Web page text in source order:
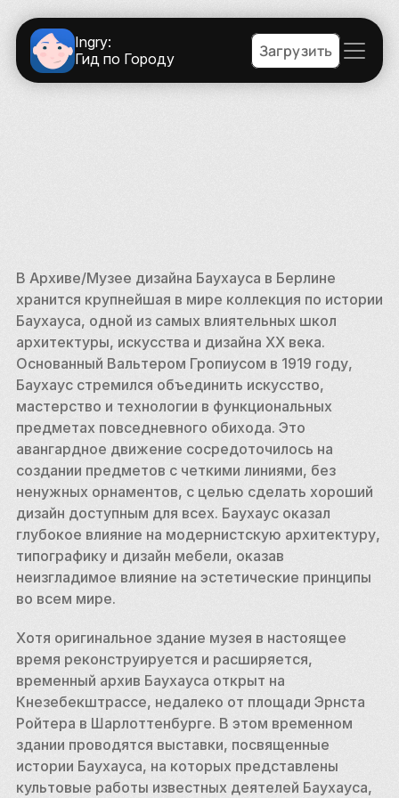
Ingry:
Гид по Городу
Загрузить
В Архиве/Музее дизайна Баухауса в Берлине
хранится крупнейшая в мире коллекция по истории
Баухауса, одной из самых влиятельных школ
архитектуры, искусства и дизайна XX века.
Основанный Вальтером Гропиусом в 1919 году,
Баухаус стремился объединить искусство,
мастерство и технологии в функциональных
предметах повседневного обихода. Это
авангардное движение сосредоточилось на
создании предметов с четкими линиями, без
ненужных орнаментов, с целью сделать хороший
дизайн доступным для всех. Баухаус оказал
глубокое влияние на модернистскую архитектуру,
типографику и дизайн мебели, оказав
неизгладимое влияние на эстетические принципы
во всем мире.
Хотя оригинальное здание музея в настоящее
время реконструируется и расширяется,
временный архив Баухауса открыт на
Кнезебекштрассе, недалеко от площади Эрнста
Ройтера в Шарлоттенбурге. В этом временном
здании проводятся выставки, посвященные
истории Баухауса, на которых представлены
культовые работы известных деятелей Баухауса,